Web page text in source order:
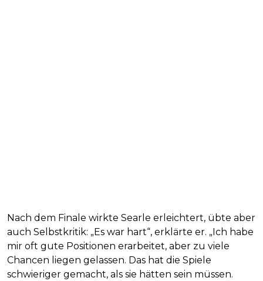
Nach dem Finale wirkte Searle erleichtert, übte aber
auch Selbstkritik: „Es war hart“, erklärte er. „Ich habe
mir oft gute Positionen erarbeitet, aber zu viele
Chancen liegen gelassen. Das hat die Spiele
schwieriger gemacht, als sie hätten sein müssen.